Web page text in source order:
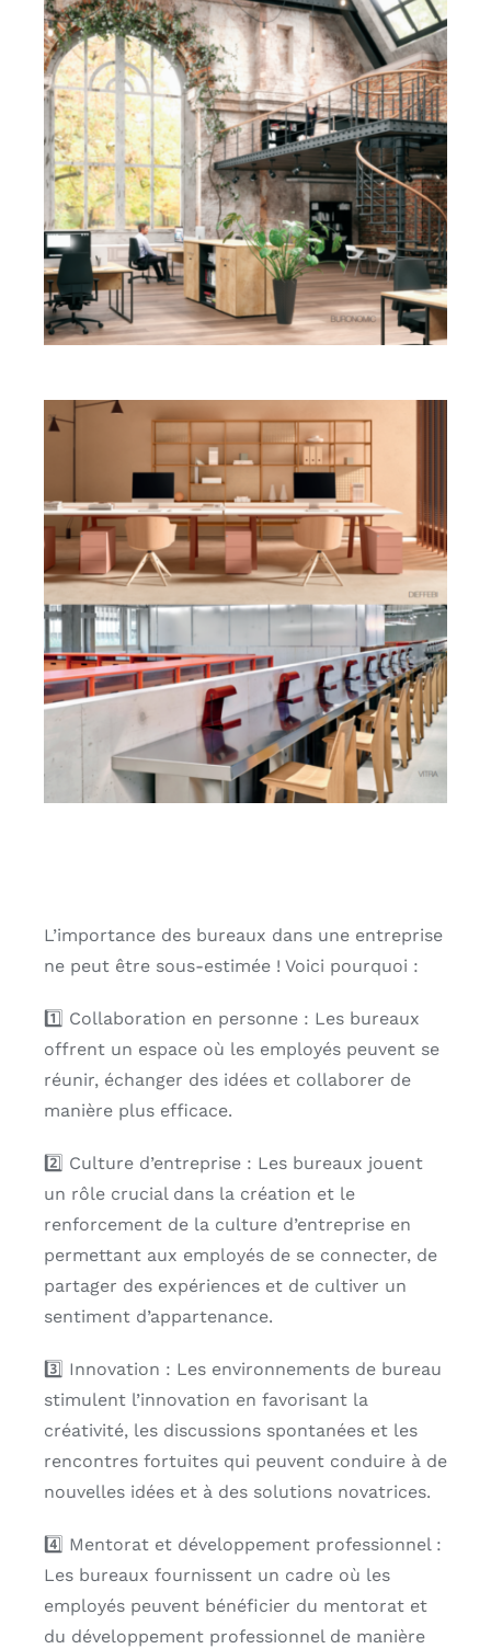
L’importance des bureaux dans une entreprise
ne peut être sous-estimée ! Voici pourquoi :
1️⃣ Collaboration en personne : Les bureaux
offrent un espace où les employés peuvent se
réunir, échanger des idées et collaborer de
manière plus efficace.
2️⃣ Culture d’entreprise : Les bureaux jouent
un rôle crucial dans la création et le
renforcement de la culture d’entreprise en
permettant aux employés de se connecter, de
partager des expériences et de cultiver un
sentiment d’appartenance.
3️⃣ Innovation : Les environnements de bureau
stimulent l’innovation en favorisant la
créativité, les discussions spontanées et les
rencontres fortuites qui peuvent conduire à de
nouvelles idées et à des solutions novatrices.
4️⃣ Mentorat et développement professionnel :
Les bureaux fournissent un cadre où les
employés peuvent bénéficier du mentorat et
du développement professionnel de manière